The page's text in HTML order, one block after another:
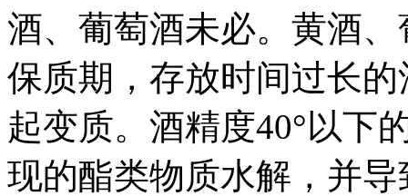
酒、葡萄酒未必。黄酒
保质期，存放时间过长
起变质。酒精度40°以下
现的酯类物质水解，并